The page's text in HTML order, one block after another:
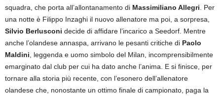
squadra, che porta all’allontanamento di Massimiliano Allegri . Per
una notte è Filippo Inzaghi il nuovo allenatore ma poi, a sorpresa,
Silvio Berlusconi decide di affidare l’incarico a Seedorf. Mentre
anche l’olandese annaspa, arrivano le pesanti critiche di Paolo
Maldini , leggenda e uomo simbolo del Milan, incomprensibilmente
emarginato dal club per cui ha dato anche l’anima. E si finisce, per
tornare alla storia più recente, con l’esonero dell’allenatore
olandese che, nonostante un ottimo finale di campionato, paga la